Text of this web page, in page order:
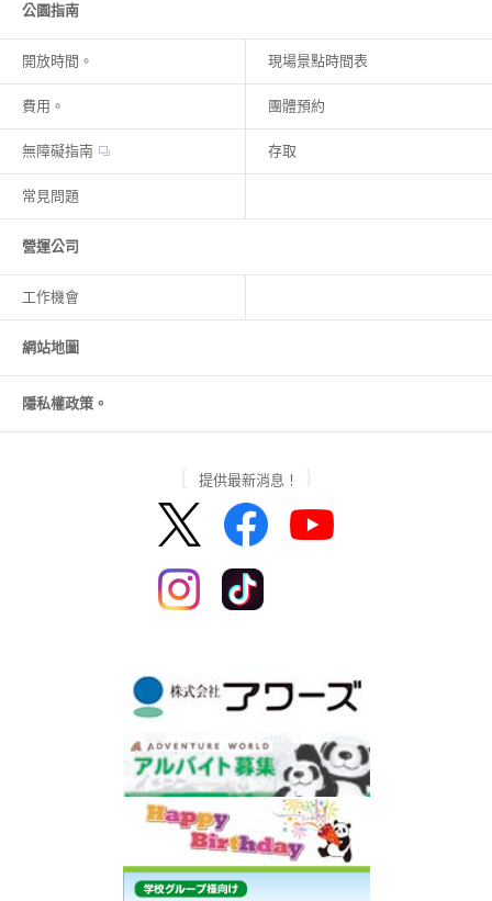
公園指南
開放時間。 現場景點時間表
費用。 團體預約
無障礙指南 存取
常見問題
營運公司
工作機會
網站地圖
隱私權政策。
提供最新消息！